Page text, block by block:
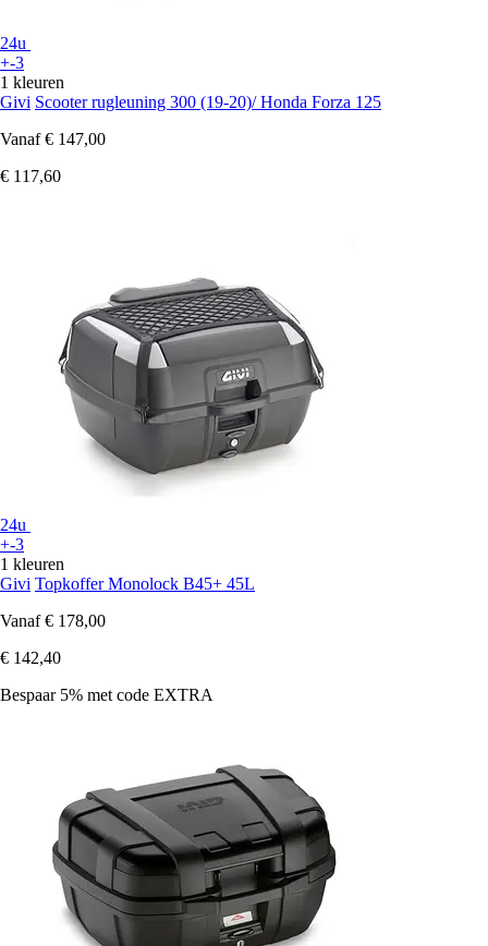
24u
+-3
1 kleuren
Givi Scooter rugleuning 300 (19-20)/ Honda Forza 125
Vanaf € 147,00
€ 117,60
24u
+-3
1 kleuren
Givi Topkoffer Monolock B45+ 45L
Vanaf € 178,00
€ 142,40
Bespaar 5% met code EXTRA